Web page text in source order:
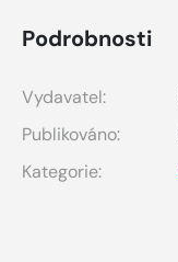
Podrobnosti
Vydavatel:
Publikováno:
Kategorie: